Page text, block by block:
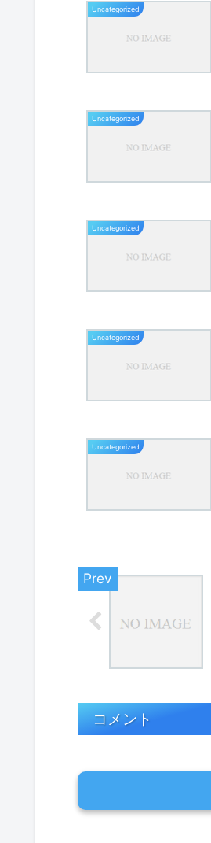
Uncategorized
Uncategorized
Uncategorized
Uncategorized
Uncategorized
コメント